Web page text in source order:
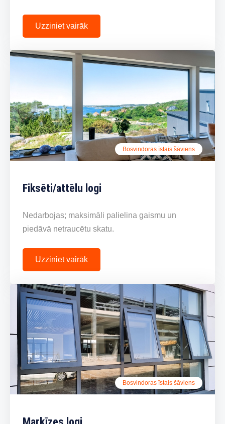
Uzziniet vairāk
Bosvindoras īstais šāviens
Fiksēti/attēlu logi
Nedarbojas; maksimāli palielina gaismu un
piedāvā netraucētu skatu.
Uzziniet vairāk
Bosvindoras īstais šāviens